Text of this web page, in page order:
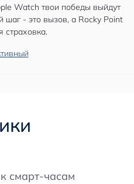
Watch твои победы выйдут
шаг - это вызов, а Rocky Point
страховка.
смарт-часам